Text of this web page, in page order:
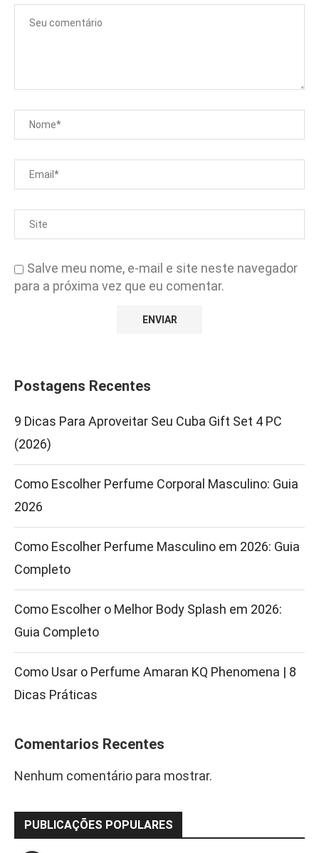
Salve meu nome, e-mail e site neste navegador
para a próxima vez que eu comentar.
Postagens Recentes
9 Dicas Para Aproveitar Seu Cuba Gift Set 4 PC
(2026)
Como Escolher Perfume Corporal Masculino: Guia
2026
Como Escolher Perfume Masculino em 2026: Guia
Completo
Como Escolher o Melhor Body Splash em 2026:
Guia Completo
Como Usar o Perfume Amaran KQ Phenomena | 8
Dicas Práticas
Comentarios Recentes
Nenhum comentário para mostrar.
PUBLICAÇÕES POPULARES